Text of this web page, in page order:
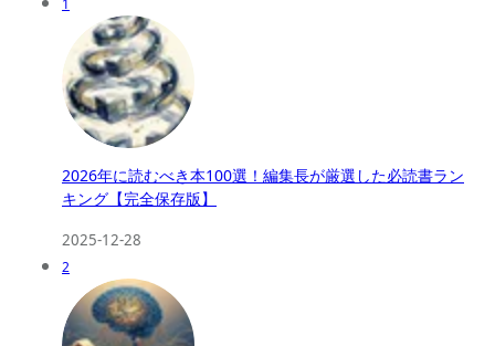
1
2026年に読むべき本100選！編集長が厳選した必読書ラン
キング【完全保存版】
2025-12-28
2